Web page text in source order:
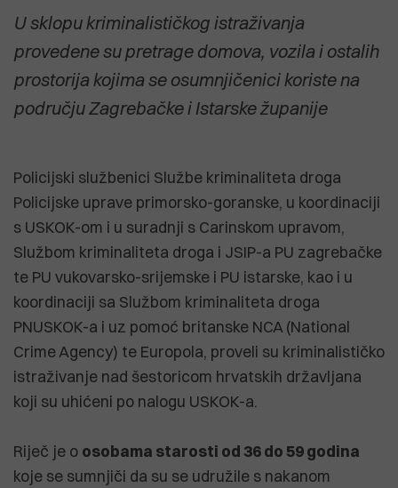
U sklopu kriminalističkog istraživanja
provedene su pretrage domova, vozila i ostalih
prostorija kojima se osumnjičenici koriste na
području Zagrebačke i Istarske županije
Policijski službenici Službe kriminaliteta droga
Policijske uprave primorsko-goranske, u koordinaciji
s USKOK-om i u suradnji s Carinskom upravom,
Službom kriminaliteta droga i JSIP-a PU zagrebačke
te PU vukovarsko-srijemske i PU istarske, kao i u
koordinaciji sa Službom kriminaliteta droga
PNUSKOK-a i uz pomoć britanske NCA (National
Crime Agency) te Europola, proveli su kriminalističko
istraživanje nad šestoricom hrvatskih državljana
koji su uhićeni po nalogu USKOK-a.
Riječ je o osobama starosti od 36 do 59 godina
koje se sumnjiči da su se udružile s nakanom